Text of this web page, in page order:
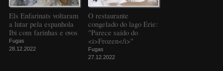
Els Enfarinats voltaram
a lutar pela espanhola
Ibi com farinhas e ovos
Fugas
28.12.2022
O restaurante
congelado do lago Erie:
"Parece saído do
<i>Frozen</i>"
Fugas
27.12.2022